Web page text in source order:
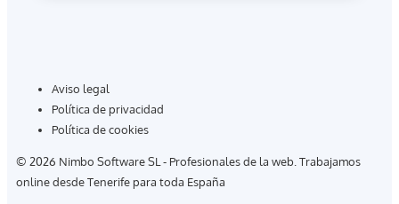
Aviso legal
Política de privacidad
Política de cookies
© 2026 Nimbo Software SL - Profesionales de la web. Trabajamos
online desde Tenerife para toda España